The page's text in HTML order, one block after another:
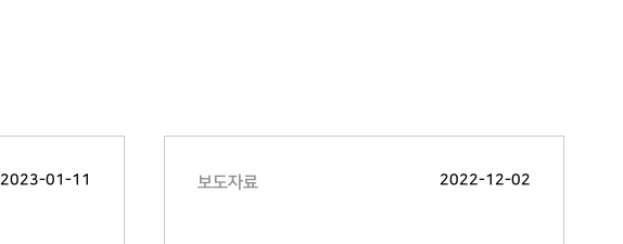
2023-01-11 보도자료 2022-12-02